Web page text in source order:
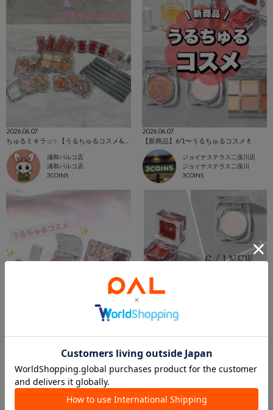
2026.06.07
浦和パルコ店
浦和パルコ店
3COINS
2026.06.07
【新商品】6/1〜うるちゅるコスメ💄
ジョイナステラス二俣川店
ジョイナステラス二俣川
3COINS
【𝗮𝗻𝗱 𝘂𝘀】うるちゅるコスメ のご紹介🩵✨
京都ポルタ
3COINS
2026.06.04
うるちゅるコスメ
3COINS+plus イオンモール札幌苗穂店
3COINS